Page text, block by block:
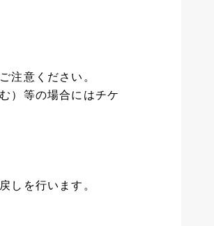
注意ください。
）等の場合にはチケ
しを行います。